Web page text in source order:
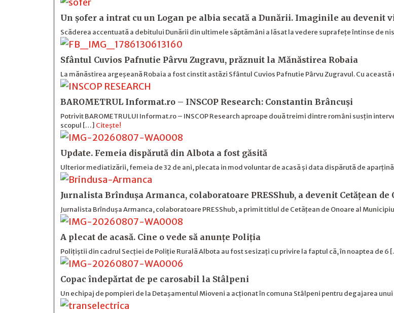
Un șofer a intrat cu un Logan pe albia secată a Dunării. Imaginile au devenit
Scăderea accentuată a debitului Dunării din ultimele săptămâni a lăsat la vedere suprafețe întinse de
Sfântul Cuvios Pafnutie Pârvu Zugravu, prăznuit la Mănăstirea Robaia
La mănăstirea argeșeană Robaia a fost cinstit astăzi Sfântul Cuvios Pafnutie Pârvu Zugravul. Cu
BAROMETRUL Informat.ro – INSCOP Research: Constantin Brâncuși
Potrivit BAROMETRULUI Informat.ro – INSCOP Research aproape două treimi dintre români susțin
scopul […] Citește!
Update. Femeia dispărută din Albota a fost găsită
Ulterior mediatizării, femeia de 32 de ani, plecata in mod voluntar de acasă și data dispărută de
Jurnalista Brîndușa Armanca, colaboratoare PRESShub, a devenit Cetățean
Jurnalista Brîndușa Armanca, colaboratoare PRESShub, a primit titlul de Cetățean de Onoare al
A plecat de acasă. Cine o vede să anunțe Poliția
Polițiștii din cadrul Secției de Poliție Rurală Albota au fost sesizați cu privire la faptul că, în noaptea de 6
Copac îndepărtat de pe carosabil la Stâlpeni
Un echipaj de pompieri de la Detașamentul Mioveni a acționat în comuna Stâlpeni pentru degajarea